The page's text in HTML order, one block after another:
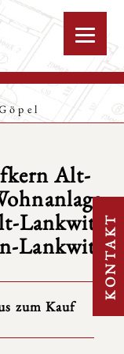
KONTAKT
Alt-
Lankwitz
Lankwitz
zum Kauf